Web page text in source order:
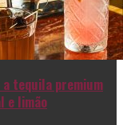
a tequila premium
e limão